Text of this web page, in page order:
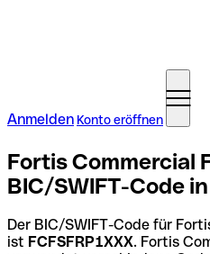
Anmelden Konto eröffnen
Fortis Commercial
BIC/SWIFT-Code
Der BIC/SWIFT-Code für
ist FCFSFRP1XXX. Fortis